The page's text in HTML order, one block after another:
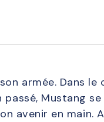
armée. Dans le
Mustang
avenir en main.